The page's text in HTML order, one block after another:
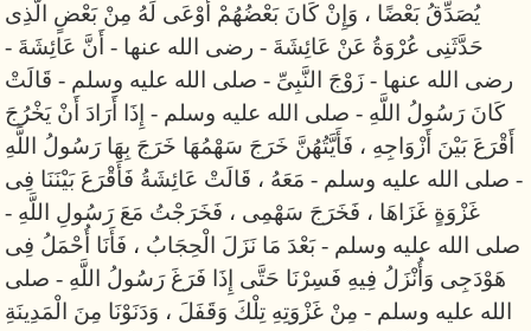
يُصَدِّقُ بَعْضًا ، وَإِنْ كَانَ بَعْضُهُمْ أَوْعَى لَهُ مِنْ بَعْضٍ الَّذِى
حَدَّثَنِى عُرْوَةُ عَنْ عَائِشَةَ - رضى الله عنها - أَنَّ عَائِشَةَ -
رضى الله عنها - زَوْجَ النَّبِىِّ - صلى الله عليه وسلم - قَالَتْ
كَانَ رَسُولُ اللَّهِ - صلى الله عليه وسلم - إِذَا أَرَادَ أَنْ يَخْرُجَ
أَقْرَعَ بَيْنَ أَزْوَاجِهِ ، فَأَيَّتُهُنَّ خَرَجَ سَهْمُهَا خَرَجَ بِهَا رَسُولُ اللَّهِ
- صلى الله عليه وسلم - مَعَهُ ، قَالَتْ عَائِشَةُ فَأَقْرَعَ بَيْنَنَا فِى
غَزْوَةٍ غَزَاهَا ، فَخَرَجَ سَهْمِى ، فَخَرَجْتُ مَعَ رَسُولِ اللَّهِ -
صلى الله عليه وسلم - بَعْدَ مَا نَزَلَ الْحِجَابُ ، فَأَنَا أُحْمَلُ فِى
هَوْدَجِى وَأُنْزَلُ فِيهِ فَسِرْنَا حَتَّى إِذَا فَرَغَ رَسُولُ اللَّهِ - صلى
الله عليه وسلم - مِنْ غَزْوَتِهِ تِلْكَ وَقَفَلَ ، وَدَنَوْنَا مِنَ الْمَدِينَةِ